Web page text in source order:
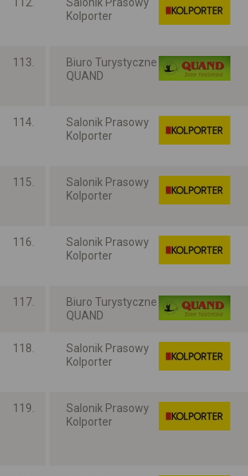
Kolporter
113.
Biuro Turystyczne
QUAND
114.
Salonik Prasowy
Kolporter
115.
Salonik Prasowy
Kolporter
116.
Salonik Prasowy
Kolporter
117.
Biuro Turystyczne
QUAND
118.
Salonik Prasowy
Kolporter
119.
Salonik Prasowy
Kolporter